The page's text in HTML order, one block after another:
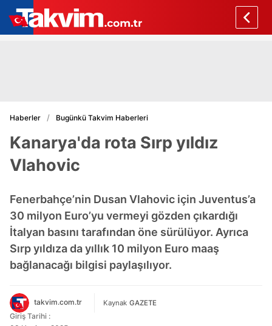
Haberler Bugünkü Takvim Haberleri
Kanarya'da rota Sırp yıldız
Vlahovic
Fenerbahçe’nin Dusan Vlahovic için Juventus’a
30 milyon Euro’yu vermeyi gözden çıkardığı
İtalyan basını tarafından öne sürülüyor. Ayrıca
Sırp yıldıza da yıllık 10 milyon Euro maaş
bağlanacağı bilgisi paylaşılıyor.
takvim.com.tr Kaynak GAZETE
Giriş Tarihi :